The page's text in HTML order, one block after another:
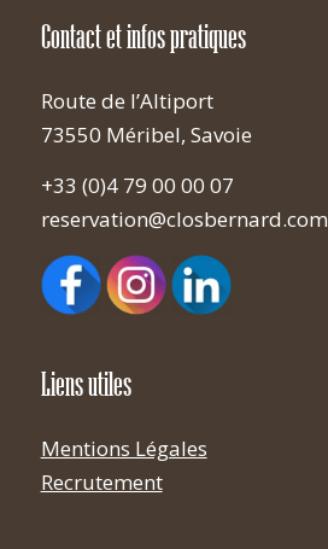
Contact et infos pratiques
Route de l’Altiport
73550 Méribel, Savoie
+33 (0)4 79 00 00 07
reservation@closbernard.com
Liens utiles
Mentions Légales
Recrutement